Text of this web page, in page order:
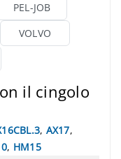
PEL-JOB
VOLVO
il cingolo
, AX17,
, HM15